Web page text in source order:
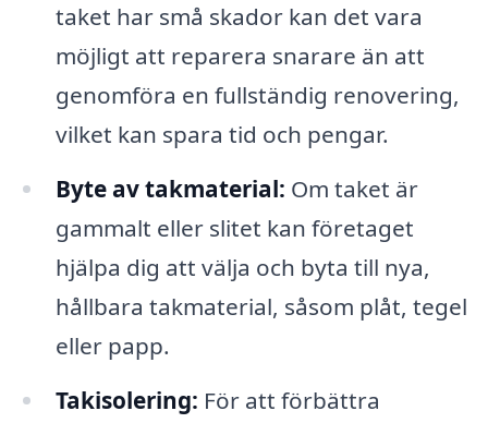
taket har små skador kan det vara
möjligt att reparera snarare än att
genomföra en fullständig renovering,
vilket kan spara tid och pengar.
Byte av takmaterial: Om taket är
gammalt eller slitet kan företaget
hjälpa dig att välja och byta till nya,
hållbara takmaterial, såsom plåt, tegel
eller papp.
Takisolering: För att förbättra